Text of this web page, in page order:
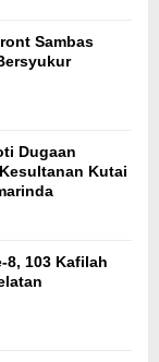
Sambas
Dugaan
Kutai
8, 103 Kafilah